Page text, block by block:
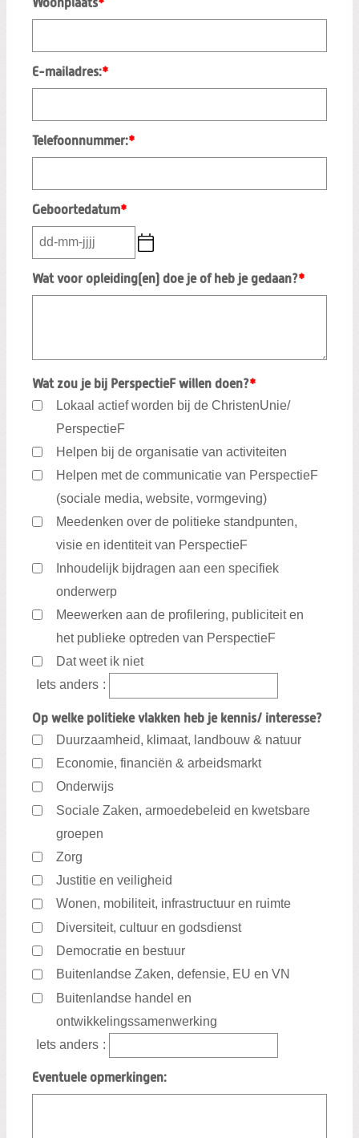
Woonplaats*
E-mailadres:*
Telefoonnummer:*
Geboortedatum*
Wat voor opleiding(en) doe je of heb je gedaan?*
Wat zou je bij PerspectieF willen doen?*
Lokaal actief worden bij de ChristenUnie/
PerspectieF
Helpen bij de organisatie van activiteiten
Helpen met de communicatie van PerspectieF
(sociale media, website, vormgeving)
Meedenken over de politieke standpunten,
visie en identiteit van PerspectieF
Inhoudelijk bijdragen aan een specifiek
onderwerp
Meewerken aan de profilering, publiciteit en
het publieke optreden van PerspectieF
Dat weet ik niet
Iets anders :
Op welke politieke vlakken heb je kennis/ interesse?
Duurzaamheid, klimaat, landbouw & natuur
Economie, financiën & arbeidsmarkt
Onderwijs
Sociale Zaken, armoedebeleid en kwetsbare
groepen
Zorg
Justitie en veiligheid
Wonen, mobiliteit, infrastructuur en ruimte
Diversiteit, cultuur en godsdienst
Democratie en bestuur
Buitenlandse Zaken, defensie, EU en VN
Buitenlandse handel en
ontwikkelingssamenwerking
Iets anders :
Eventuele opmerkingen: